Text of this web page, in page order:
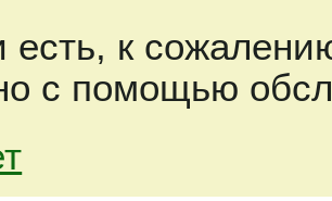
есть, к
с помощью